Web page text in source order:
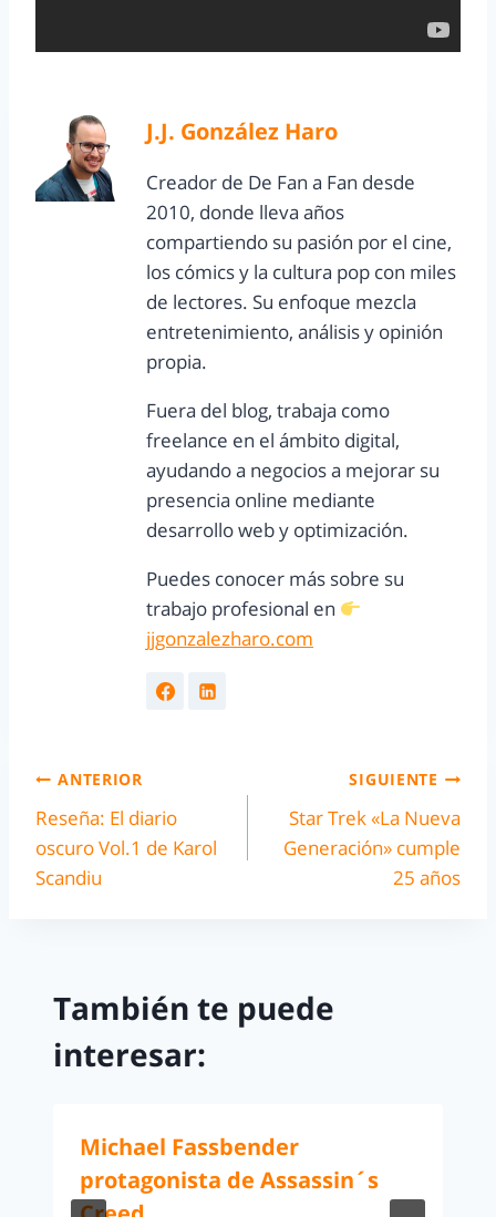
J.J. González Haro
Creador de De Fan a Fan desde
2010, donde lleva años
compartiendo su pasión por el cine,
los cómics y la cultura pop con miles
de lectores. Su enfoque mezcla
entretenimiento, análisis y opinión
propia.
Fuera del blog, trabaja como
freelance en el ámbito digital,
ayudando a negocios a mejorar su
presencia online mediante
desarrollo web y optimización.
Puedes conocer más sobre su
trabajo profesional en
jjgonzalezharo.com
ANTERIOR
Reseña: El diario
oscuro Vol.1 de Karol
Scandiu
SIGUIENTE
Star Trek «La Nueva
Generación» cumple
25 años
También te puede
interesar:
Michael Fassbender
protagonista de Assassin´s